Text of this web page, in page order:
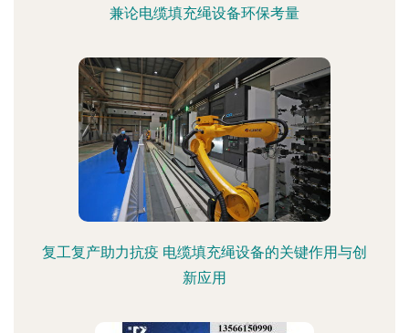
兼论电缆填充绳设备环保考量
复工复产助力抗疫 电缆填充绳设备的关键作用与创
新应用